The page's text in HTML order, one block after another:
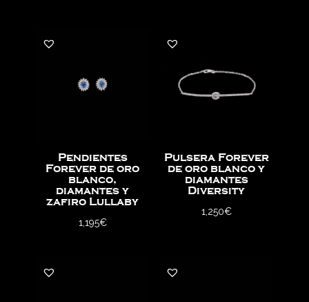
Pendientes
Forever de oro
blanco,
diamantes y
zafiro Lullaby
1,195€
Pulsera Forever
de oro blanco y
diamantes
Diversity
1,250€